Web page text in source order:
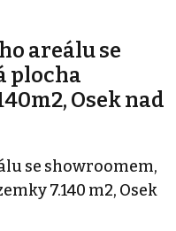
areálu se
plocha
Osek nad
se showroomem,
7.140 m2, Osek